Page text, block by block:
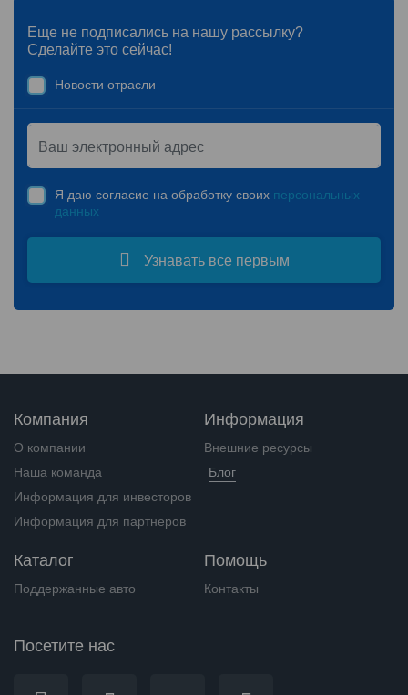
Еще не подписались на нашу рассылку?
Сделайте это сейчас!
Новости отрасли
Узнавать все первым
Я даю согласие на обработку своих персональных
данных
Компания
О компании
Наша команда
Информация для инвесторов
Информация для партнеров
Каталог
Поддержанные авто
Информация
Внешние ресурсы
Блог
Помощь
Контакты
Посетите нас